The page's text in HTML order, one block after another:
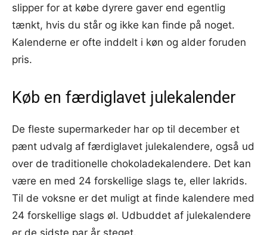
slipper for at købe dyrere gaver end egentlig
tænkt, hvis du står og ikke kan finde på noget.
Kalenderne er ofte inddelt i køn og alder foruden
pris.
Køb en færdiglavet julekalender
De fleste supermarkeder har op til december et
pænt udvalg af færdiglavet julekalendere, også ud
over de traditionelle chokoladekalendere. Det kan
være en med 24 forskellige slags te, eller lakrids.
Til de voksne er det muligt at finde kalendere med
24 forskellige slags øl. Udbuddet af julekalendere
er de sidste par år steget.